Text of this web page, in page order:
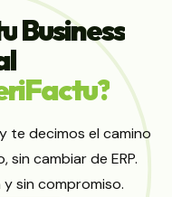
Business
te decimos el camino
cambiar de ERP.
sin compromiso.